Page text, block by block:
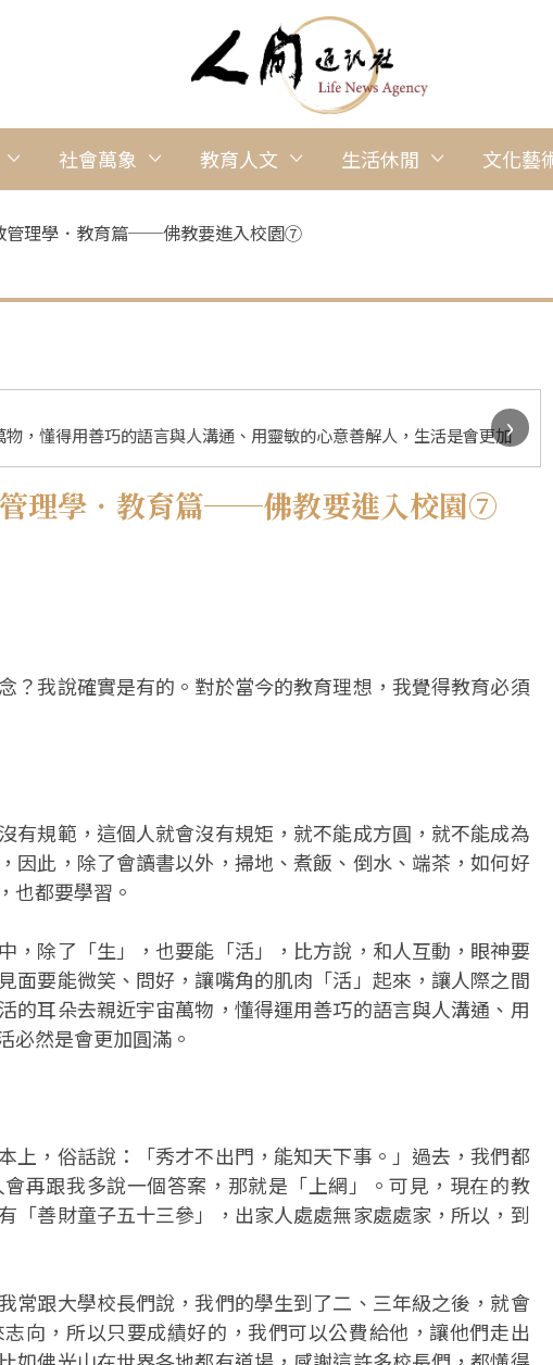
社會萬象 教育人文 生活休閒 文化藝
管理學．教育篇──佛教要進入校園⑦
，懂得用善巧的語言與人溝通、用靈敏的心意善解人，生活是會更加
›
管理學．教育篇──佛教要進入校園⑦
？我說確實是有的。對於當今的教育理想，我覺得教育必須
有規範，這個人就會沒有規矩，就不能成方圓，就不能成為
因此，除了會讀書以外，掃地、煮飯、倒水、端茶，如何好
也都要學習。
，除了「生」，也要能「活」，比方說，和人互動，眼神要
面要能微笑、問好，讓嘴角的肌肉「活」起來，讓人際之間
的耳朵去親近宇宙萬物，懂得運用善巧的語言與人溝通、用
必然是會更加圓滿。
上，俗話說：「秀才不出門，能知天下事。」過去，我們都
再跟我多說一個答案，那就是「上網」。可見，現在的教
「善財童子五十三參」，出家人處處無家處處家，所以，到
常跟大學校長們說，我們的學生到了二、三年級之後，就會
向，所以只要成績好的，我們可以公費給他，讓他們走出